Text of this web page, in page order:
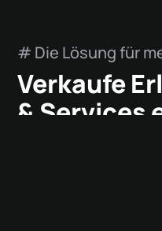
# Die Lösung für
Verkaufe
& Services